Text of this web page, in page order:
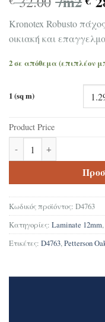
Kronotex Robusto
οικιακή και
2 σε απόθεμα (επιπλέον
1 (sq m)
Product Price
Κωδικός προϊόντος: D4763
Κατηγορίες: Laminate 12mm,
Ετικέτες: D4763,Petterson